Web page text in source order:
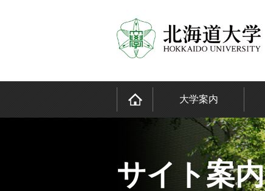
大学案内
サイト案内